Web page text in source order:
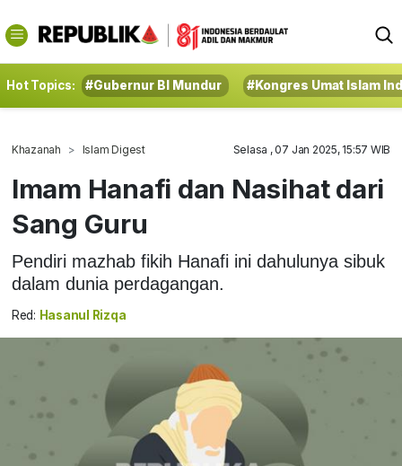
Hot Topics: #Gubernur BI Mundur #Kongres Umat Islam
Khazanah Islam Digest Selasa , 07 Jan 2025, 15:57 WIB
Imam Hanafi dan Nasihat dari
Sang Guru
Pendiri mazhab fikih Hanafi ini dahulunya sibuk
dalam dunia perdagangan.
Red: Hasanul Rizqa